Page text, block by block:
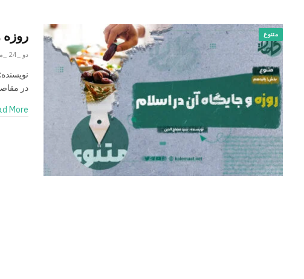
متنوع روزه
دو _24 _مارچ _2025AH 24-3-2025AD
در
More